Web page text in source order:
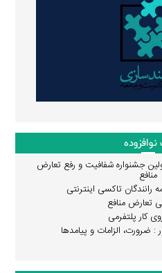
جشنواره شفافیت و رفع تعارض
منافع
رانندگان تاکسی اینترنتی
تعارض منافع
کار پلتفرمی
ضرورت، الزامات و پیامدها